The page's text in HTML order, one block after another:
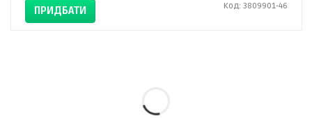
ПРИДБАТИ Код: 3809901-46